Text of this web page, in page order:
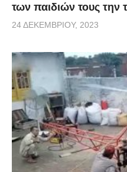
των παιδιών τους την
24 ΔΕΚΕΜΒΡΊΟΥ, 2023